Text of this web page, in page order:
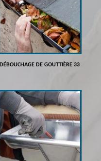
DÉBOUCHAGE DE GOUTTIÈRE 33